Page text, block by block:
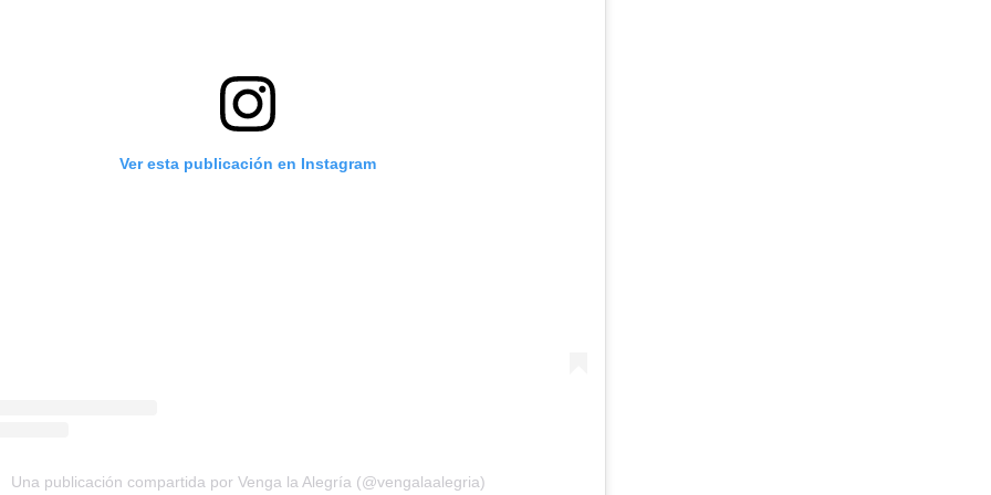
Ver esta publicación en Instagram
Una publicación compartida por Venga la Alegría (@vengalaalegria)